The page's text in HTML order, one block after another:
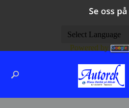
Powered by